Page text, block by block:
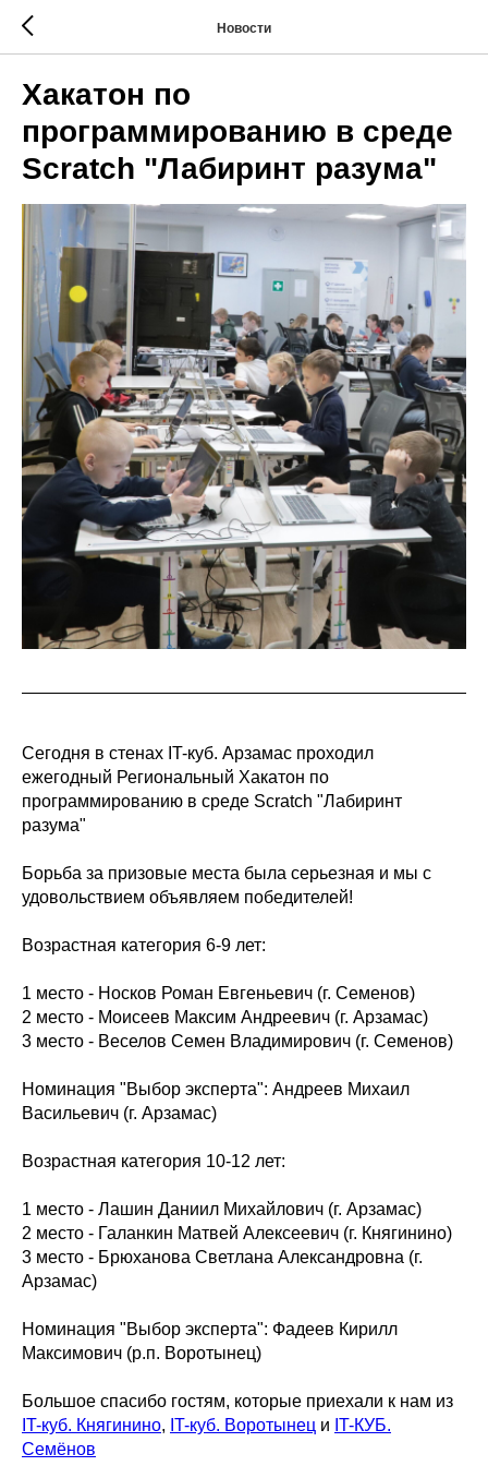
Новости
Хакатон по
программированию в среде
Scratch "Лабиринт разума"
Сегодня в стенах IT-куб. Арзамас проходил
ежегодный Региональный Хакатон по
программированию в среде Scratch "Лабиринт
разума"
Борьба за призовые места была серьезная и мы с
удовольствием объявляем победителей!
Возрастная категория 6-9 лет:
1 место - Носков Роман Евгеньевич (г. Семенов)
2 место - Моисеев Максим Андреевич (г. Арзамас)
3 место - Веселов Семен Владимирович (г. Семенов)
Номинация "Выбор эксперта": Андреев Михаил
Васильевич (г. Арзамас)
Возрастная категория 10-12 лет:
1 место - Лашин Даниил Михайлович (г. Арзамас)
2 место - Галанкин Матвей Алексеевич (г. Княгинино)
3 место - Брюханова Светлана Александровна (г.
Арзамас)
Номинация "Выбор эксперта": Фадеев Кирилл
Максимович (р.п. Воротынец)
Большое спасибо гостям, которые приехали к нам из
IT-куб. Княгинино, IT-куб. Воротынец и IT-КУБ.
Семёнов